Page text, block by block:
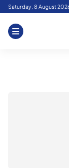
Skip
content
Saturday, 8 August